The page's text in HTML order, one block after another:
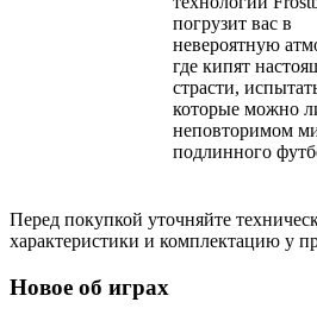
погрузит вас в
невероятную
где кипят
страсти,
которые можно
неповторимом
подлинного
Перед покупкой уточняйте
характеристики и комплектацию у
Новое об играх